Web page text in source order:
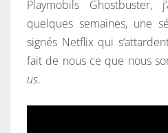
M
E
–
M
Playmobils
quelques semaines, une
signés Netflix qui
fait de nous ce que nous
us.